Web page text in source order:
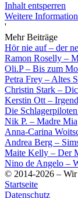
Inhalt entsperren
Weitere
'
Mehr Beiträge
Hör nie auf – der
Ramon Roselly –
Oli.P – Bis zum
Petra Frey – Altes
Christin Stark –
Kerstin Ott –
Die
Nik P. – Madre Mia
Anna-Carina
Andrea Berg –
Maite Kelly – Der
Nino de Angelo –
© 2014-2026 – Wir
Startseite
Datenschutz